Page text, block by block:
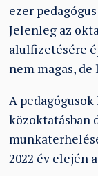
ezer
Jelenleg az
alulfizetésére
nem magas,
A pedagógusok
közoktatásban
2022 év elején